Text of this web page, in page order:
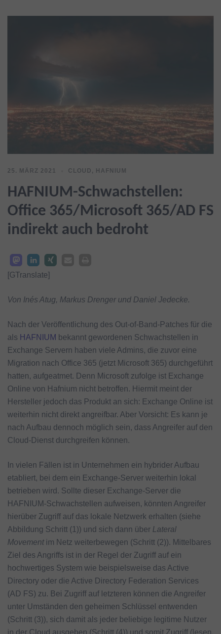
25. MÄRZ 2021 CLOUD , HAFNIUM
HAFNIUM-Schwachstellen:
Office 365/Microsoft 365/AD FS
indirekt auch bedroht
[GTranslate]
Von Inés Atug, Markus Drenger und Daniel Jedecke.
Nach der Veröffentlichung des Out-of-Band-Patches für die
als HAFNIUM bekannt gewordenen Schwachstellen in
Exchange Servern haben viele Admins, die zuvor eine
Migration nach Office 365 (jetzt Microsoft 365) durchgeführt
hatten, aufgeatmet. Denn Microsoft zufolge ist Exchange
Online von Hafnium nicht betroffen. Hiermit meint der
Hersteller jedoch das Produkt an sich: Exchange Online ist
weiterhin nicht direkt angreifbar. Aber Vorsicht: Es kann je
nach Aufbau dennoch möglich sein, dass Angreifer auf den
Cloud-Dienst durchgreifen können.
In vielen Fällen ist in Unternehmen ein hybrider Aufbau
etabliert, bei dem ein Exchange-Server weiterhin lokal
betrieben wird. Sollte dieser Exchange-Server die
HAFNIUM-Schwachstellen aufweisen, könnten Angreifer
hierüber Zugriff auf das lokale Netzwerk erhalten (siehe
Abbildung Schritt (1)) und sich dann über Lateral
Movementim Netz weiterbewegen (Schritt (2)). Mittelbares
Ziel des Angriffs ist in der Regel der Zugriff auf ein
hochwertiges System wie beispielsweise das Active
Directory oder die Active Directory Federation Services
(AD FS) zu. Bei Zugriff auf letzteren können die Angreifer
unter Umständen den geheimen Schlüssel entwenden
(Schritt (3)), sich damit als jeder beliebige legitime Nutzer
in der Cloud ausgeben (Schritt (4)) und somit Zugriff (lesen,